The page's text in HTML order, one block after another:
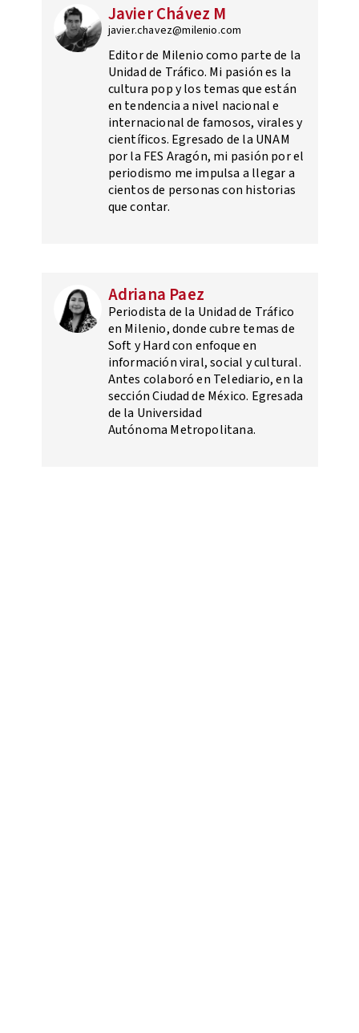
Javier Chávez M
javier.chavez@milenio.com
Editor de Milenio como parte de la
Unidad de Tráfico. Mi pasión es la
cultura pop y los temas que están
en tendencia a nivel nacional e
internacional de famosos, virales y
científicos. Egresado de la UNAM
por la FES Aragón, mi pasión por el
periodismo me impulsa a llegar a
cientos de personas con historias
que contar.
Adriana Paez
Periodista de la Unidad de Tráfico
en Milenio, donde cubre temas de
Soft y Hard con enfoque en
información viral, social y cultural.
Antes colaboró en Telediario, en la
sección Ciudad de México. Egresada
de la Universidad
Autónoma Metropolitana.